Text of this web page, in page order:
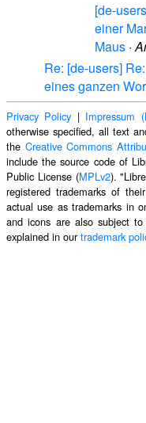
[de-
einer
Maus ·
Re: [de-users]
eines ganzen
Privacy Policy | Impressum
otherwise specified, all text
the Creative Commons
include the source code of
Public License (MPLv2).
registered trademarks of
actual use as trademarks in
and icons are also subject
explained in ourtrademark